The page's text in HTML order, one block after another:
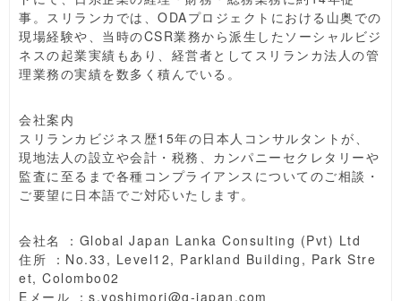
事。スリランカでは、ODAプロジェクトにおける山奥での
現場経験や、当時のCSR業務から派生したソーシャルビジ
ネスの起業実績もあり、経営者としてスリランカ法人の管
理業務の実績を数多く積んでいる。
会社案内
スリランカビジネス歴15年の日本人コンサルタントが、
現地法人の設立や会計・税務、カンパニーセクレタリーや
監査に至るまで各種コンプライアンスについてのご相談・
ご要望に日本語でご対応いたします。
会社名 ：Global Japan Lanka Consulting (Pvt) Ltd
住所 ：No.33, Level12, Parkland Building, Park Stre
et, Colombo02
Eメール ：s.yoshimori@g-japan.com